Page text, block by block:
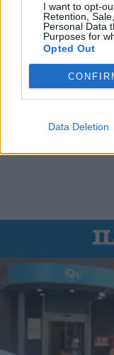
I want to opt-
Retention,
Personal Data
Purposes for
Opted Out
Data Deletion